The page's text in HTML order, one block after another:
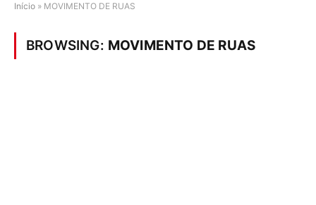
Início » MOVIMENTO DE RUAS
BROWSING: MOVIMENTO DE RUAS